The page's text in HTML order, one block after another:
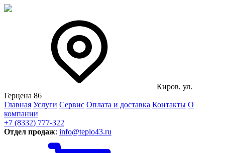
Киров, ул.
Герцена 86
Главная Услуги Сервис Оплата и доставка Контакты О
компании
+7 (8332) 777-322
Отдел продаж: info@teplo43.ru